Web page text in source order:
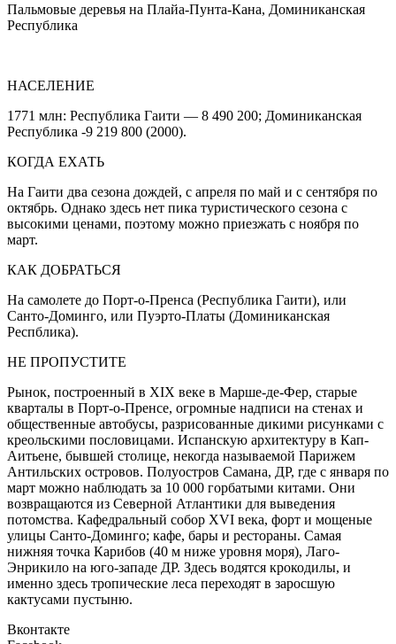
Пальмовые деревья на Плайа-Пунта-Кана, Доминиканская
Республика
НАСЕЛЕНИЕ
1771 млн: Республика Гаити — 8 490 200; Доминиканская
Республика -9 219 800 (2000).
КОГДА ЕХАТЬ
На Гаити два сезона дождей, с апреля по май и с сентября по
октябрь. Однако здесь нет пика туристического сезона с
высокими ценами, поэтому можно приезжать с ноября по
март.
КАК ДОБРАТЬСЯ
На самолете до Порт-о-Пренса (Республика Гаити), или
Санто-Доминго, или Пуэрто-Платы (Доминиканская
Респблика).
НЕ ПРОПУСТИТЕ
Рынок, построенный в XIX веке в Марше-де-Фер, старые
кварталы в Порт-о-Пренсе, огромные надписи на стенах и
общественные автобусы, разрисованные дикими рисунками с
креольскими пословицами. Испанскую архитектуру в Кап-
Аитьене, бывшей столице, некогда называемой Парижем
Антильских островов. Полуостров Самана, ДР, где с января по
март можно наблюдать за 10 000 горбатыми китами. Они
возвращаются из Северной Атлантики для выведения
потомства. Кафедральный собор XVI века, форт и мощеные
улицы Санто-Доминго; кафе, бары и рестораны. Самая
нижняя точка Карибов (40 м ниже уровня моря), Лаго-
Энрикило на юго-западе ДР. Здесь водятся крокодилы, и
именно здесь тропические леса переходят в заросшую
кактусами пустыню.
Вконтакте